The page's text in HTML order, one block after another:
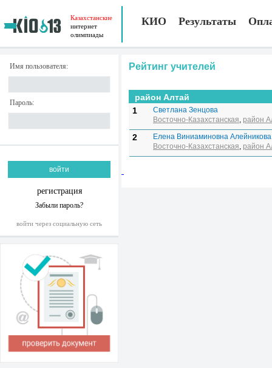
Казахстанские
интернет
олимпиады
КИО Результаты
Имя пользователя:
Пароль:
регистрация
Забыли пароль?
войти через социальную сеть
Рейтинг учителей
район Алтай
1
Светлана Зенцова
Восточно-Казахстанская, район
2
Елена Виниаминовна Алейникова
Восточно-Казахстанская, район